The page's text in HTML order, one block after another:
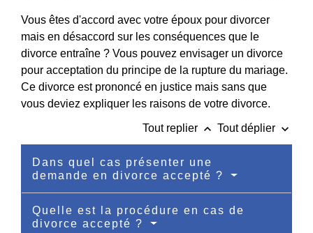
Vous êtes d'accord avec votre époux pour divorcer
mais en désaccord sur les conséquences que le
divorce entraîne ? Vous pouvez envisager un divorce
pour acceptation du principe de la rupture du mariage.
Ce divorce est prononcé en justice mais sans que
vous deviez expliquer les raisons de votre divorce.
Tout replier keyboard_arrow_up Tout déplier keyboard_arrow_down
Dans quel cas présenter une
demande en divorce accepté ?
Quelle est la procédure en cas de
divorce accepté ?